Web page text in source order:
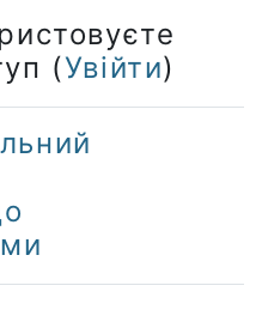
(Увійти)